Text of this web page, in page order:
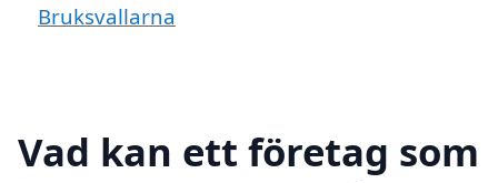
Bruksvallarna
Vad kan ett företag som